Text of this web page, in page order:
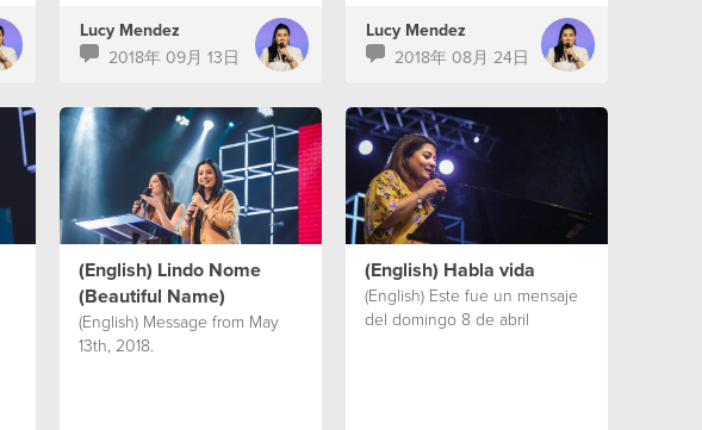
Lucy Mendez
2018年 09月 13日
Lucy Mendez
2018年 08月 24日
(English) Lindo Nome
(Beautiful Name)
(English) Message from May
13th, 2018.
(English) Habla vida
(English) Este fue un mensaje
del domingo 8 de abril